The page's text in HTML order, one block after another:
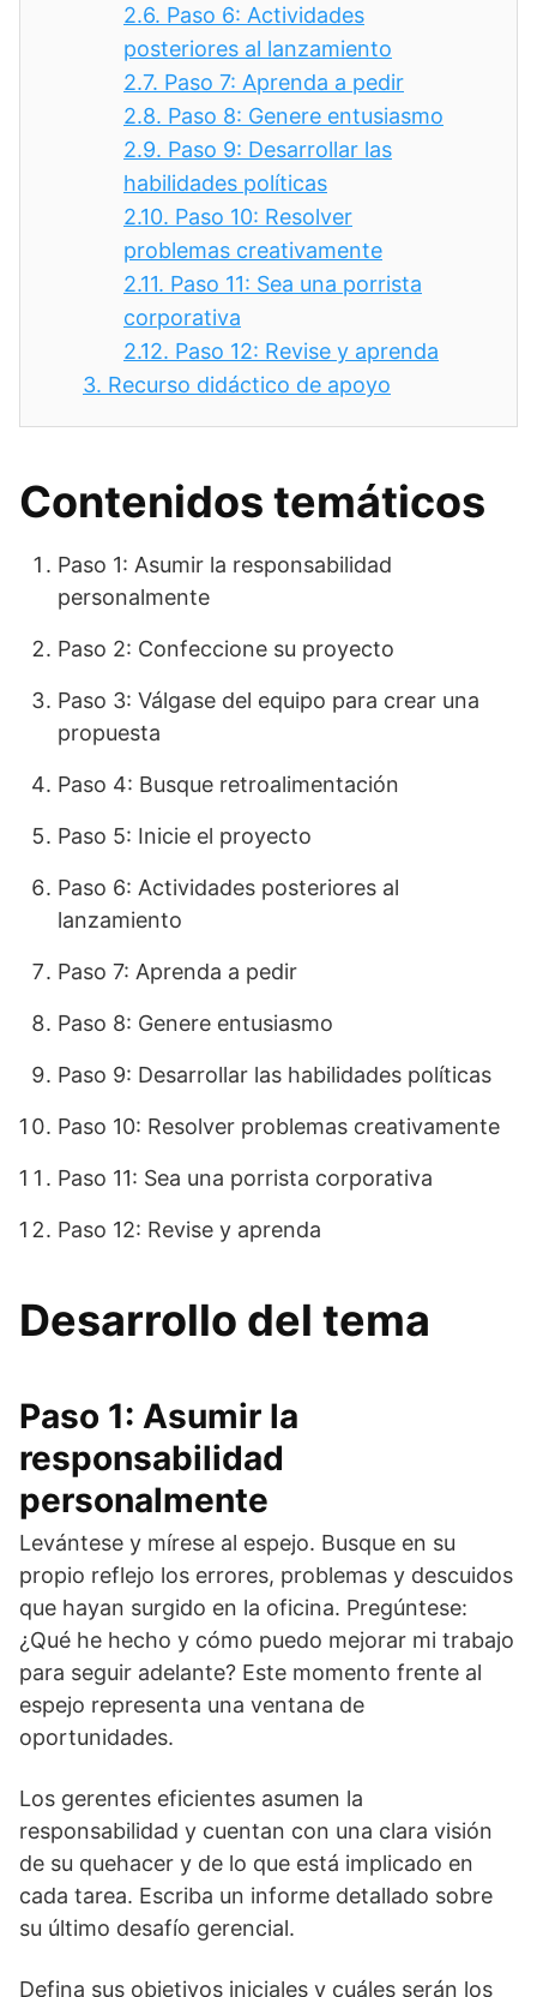
2.6. Paso 6: Actividades
posteriores al lanzamiento
2.7. Paso 7: Aprenda a pedir
2.8. Paso 8: Genere entusiasmo
2.9. Paso 9: Desarrollar las
habilidades políticas
2.10. Paso 10: Resolver
problemas creativamente
2.11. Paso 11: Sea una porrista
corporativa
2.12. Paso 12: Revise y aprenda
3. Recurso didáctico de apoyo
Contenidos temáticos
Paso 1: Asumir la responsabilidad
personalmente
Paso 2: Confeccione su proyecto
Paso 3: Válgase del equipo para crear una
propuesta
Paso 4: Busque retroalimentación
Paso 5: Inicie el proyecto
Paso 6: Actividades posteriores al
lanzamiento
Paso 7: Aprenda a pedir
Paso 8: Genere entusiasmo
Paso 9: Desarrollar las habilidades políticas
Paso 10: Resolver problemas creativamente
Paso 11: Sea una porrista corporativa
Paso 12: Revise y aprenda
Desarrollo del tema
Paso 1: Asumir la
responsabilidad
personalmente
Levántese y mírese al espejo. Busque en su
propio reflejo los errores, problemas y descuidos
que hayan surgido en la oficina. Pregúntese:
¿Qué he hecho y cómo puedo mejorar mi trabajo
para seguir adelante? Este momento frente al
espejo representa una ventana de
oportunidades.
Los gerentes eficientes asumen la
responsabilidad y cuentan con una clara visión
de su quehacer y de lo que está implicado en
cada tarea. Escriba un informe detallado sobre
su último desafío gerencial.
Defina sus objetivos iniciales y cuáles serán los